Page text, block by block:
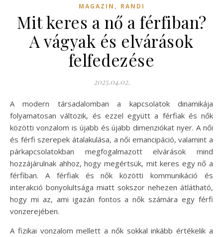
MAGAZIN , RANDI
Mit keres a nő a férfiban?
A vágyak és elvárások
felfedezése
2025.04.02.
A modern társadalomban a kapcsolatok dinamikája
folyamatosan változik, és ezzel együtt a férfiak és nők
közötti vonzalom is újabb és újabb dimenziókat nyer. A női
és férfi szerepek átalakulása, a női emancipáció, valamint a
párkapcsolatokban megfogalmazott elvárások mind
hozzájárulnak ahhoz, hogy megértsük, mit keres egy nő a
férfiban. A férfiak és nők közötti kommunikáció és
interakció bonyolultsága miatt sokszor nehezen átlátható,
hogy mi az, ami igazán fontos a nők számára egy férfi
vonzerejében.
A fizikai vonzalom mellett a nők sokkal inkább értékelik a